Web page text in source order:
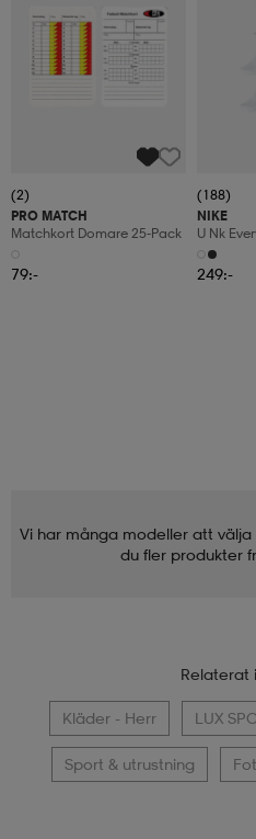
(2)
PRO MATCH
Matchkort Domare 25-Pack
79:-
(188)
NIKE
U Nk
6pr-Bd
249:-
Vi har många modeller att
du fler produkter
Relaterat
Kläder - Herr LUX
Sport & utrustning